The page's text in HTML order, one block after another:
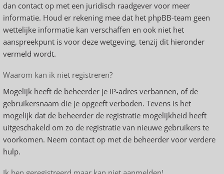
dan contact op met een juridisch raadgever voor meer
informatie. Houd er rekening mee dat het phpBB-team geen
wettelijke informatie kan verschaffen en ook niet het
aanspreekpunt is voor deze wetgeving, tenzij dit hieronder
vermeld wordt.
Waarom kan ik niet registreren?
Mogelijk heeft de beheerder je IP-adres verbannen, of de
gebruikersnaam die je opgeeft verboden. Tevens is het
mogelijk dat de beheerder de registratie mogelijkheid heeft
uitgeschakeld om zo de registratie van nieuwe gebruikers te
voorkomen. Neem contact op met de beheerder voor verdere
hulp.